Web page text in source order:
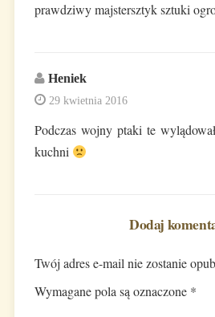
prawdziwy majstersztyk sztuki
Heniek
29 kwietnia 2016
Podczas wojny ptaki te
kuchni
Dodaj
Twój adres e-mail nie zostanie
Wymagane pola są oznaczone *